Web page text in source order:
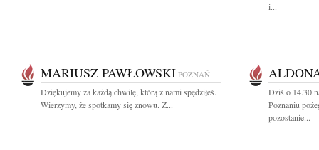
i...
MARIUSZ PAWŁOWSKI POZNAŃ
Dziękujemy za każdą chwilę, którą z nami spędziłeś.
Wierzymy, że spotkamy się znowu. Z...
Dziś o 14.30
Poznaniu
pozostanie...